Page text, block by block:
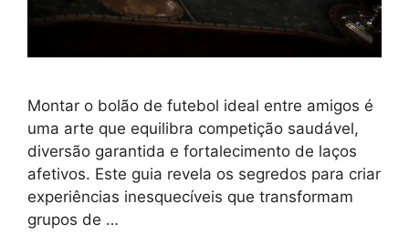
Montar o bolão de futebol ideal entre amigos é
uma arte que equilibra competição saudável,
diversão garantida e fortalecimento de laços
afetivos. Este guia revela os segredos para criar
experiências inesquecíveis que transformam
grupos de …